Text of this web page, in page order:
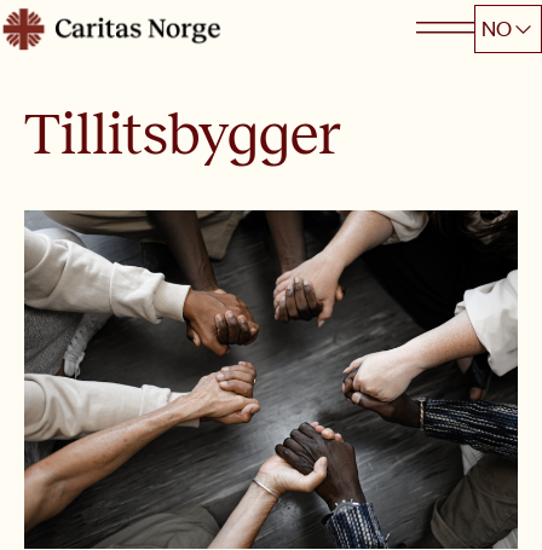
Hopp
tilCaritas
NO
Tillitsbygger